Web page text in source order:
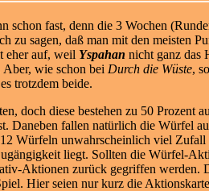
schon fast, denn die 3 Wochen
zu sagen, daß man mit den meisten
eher auf, weil Yspahan nicht ganz das
wie schon bei Durch die Wüste,
trotzdem beide.
doch diese bestehen zu 50 Prozent
Daneben fallen natürlich die Würfel
Würfeln unwahrscheinlich viel
liegt. Sollten die Würfel-
Aktionen zurück gegriffen
Hier seien nur kurz die